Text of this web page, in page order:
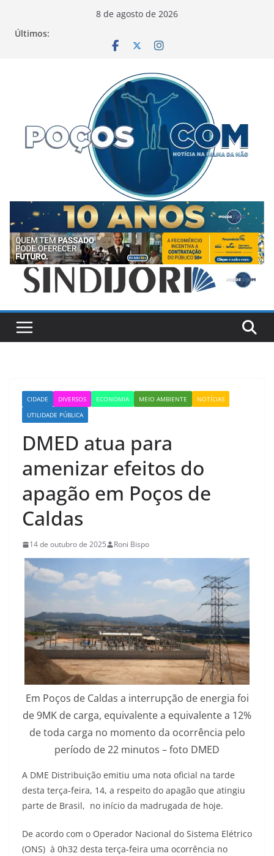
8 de agosto de 2026
Últimos:
CIDADE DIVERSOS ECONOMIA MEIO AMBIENTE
NOTÍCIAS
UTILIDADE PÚBLICA
DMED atua para
amenizar efeitos do
apagão em Poços de
Caldas
14 de outubro de 2025 Roni Bispo
Em Poços de Caldas a interrupção de energia foi
de 9MK de carga, equivalente a equivalente a 12%
de toda carga no momento da ocorrência pelo
período de 22 minutos – foto DMED
A DME Distribuição emitiu uma nota oficial na tarde
desta terça-feira, 14, a respeito do apagão que atingiu
parte de Brasil, no início da madrugada de hoje.
De acordo com o Operador Nacional do Sistema Elétrico
(ONS) à 0h32 desta terça-feira uma ocorrência no